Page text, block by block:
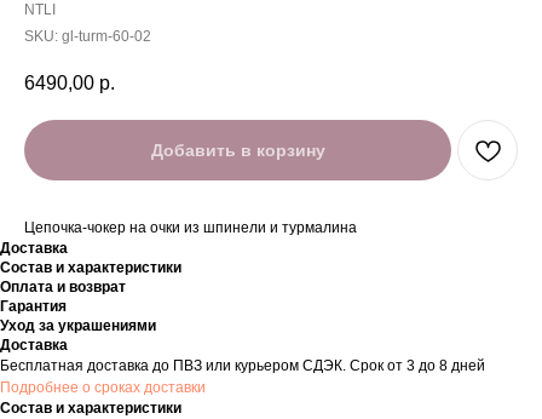
NTLI
SKU: gl-turm-60-02
6490,00 р.
Добавить в корзину
Цепочка-чокер на очки из шпинели и турмалина
Доставка
Состав и характеристики
Оплата и возврат
Гарантия
Уход за украшениями
Доставка
Бесплатная доставка до ПВЗ или курьером СДЭК. Срок от 3 до 8 дней
Подробнее о сроках доставки
Состав и характеристики